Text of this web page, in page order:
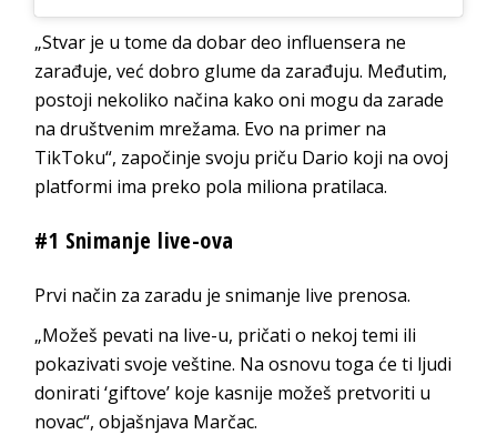
„Stvar je u tome da dobar deo influensera ne
zarađuje, već dobro glume da zarađuju. Međutim,
postoji nekoliko načina kako oni mogu da zarade
na društvenim mrežama. Evo na primer na
TikToku“, započinje svoju priču Dario koji na ovoj
platformi ima preko pola miliona pratilaca.
#1 Snimanje live-ova
Prvi način za zaradu je snimanje live prenosa.
„Možeš pevati na live-u, pričati o nekoj temi ili
pokazivati svoje veštine. Na osnovu toga će ti ljudi
donirati ‘giftove’ koje kasnije možeš pretvoriti u
novac“, objašnjava Marčac.